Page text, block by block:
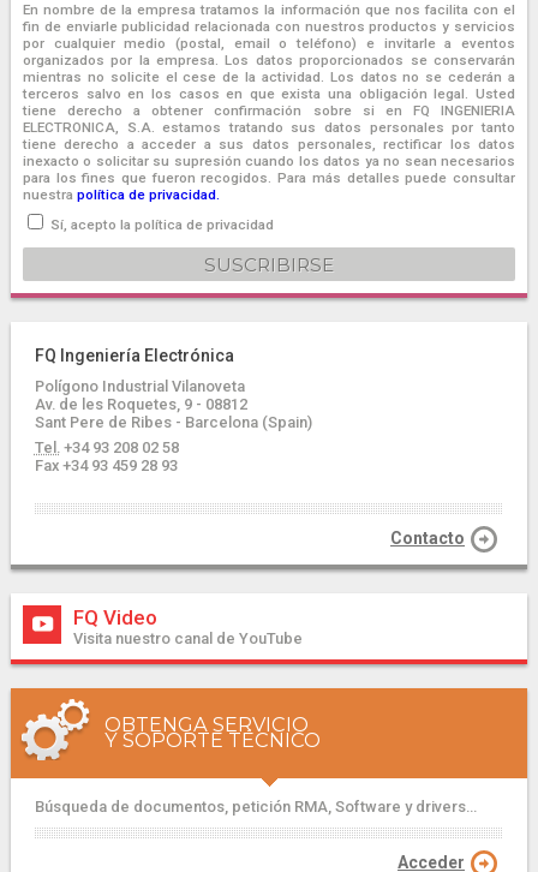
En nombre de la empresa tratamos la información que nos facilita con el
fin de enviarle publicidad relacionada con nuestros productos y servicios
por cualquier medio (postal, email o teléfono) e invitarle a eventos
organizados por la empresa. Los datos proporcionados se conservarán
mientras no solicite el cese de la actividad. Los datos no se cederán a
terceros salvo en los casos en que exista una obligación legal. Usted
tiene derecho a obtener confirmación sobre si en FQ INGENIERIA
ELECTRONICA, S.A. estamos tratando sus datos personales por tanto
tiene derecho a acceder a sus datos personales, rectificar los datos
inexacto o solicitar su supresión cuando los datos ya no sean necesarios
para los fines que fueron recogidos. Para más detalles puede consultar
nuestra política de privacidad.
Sí, acepto la política de privacidad
FQ Ingeniería Electrónica
Polígono Industrial Vilanoveta
Av. de les Roquetes, 9 - 08812
Sant Pere de Ribes - Barcelona (Spain)
Tel.+34 93 208 02 58
Fax +34 93 459 28 93
Contacto
FQ Video
Visita nuestro canal de YouTube
OBTENGA SERVICIO
Y SOPORTE TÉCNICO
Búsqueda de documentos, petición RMA, Software y drivers...
Acceder